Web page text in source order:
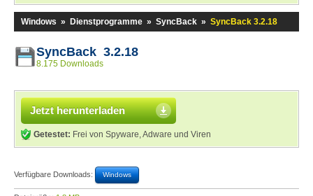
Windows » Dienstprogramme » SyncBack » SyncBack 3.2.18
SyncBack 3.2.18
8.175 Downloads
Jetzt herunterladen
Getestet: Frei von Spyware, Adware und Viren
Verfügbare Downloads: Windows